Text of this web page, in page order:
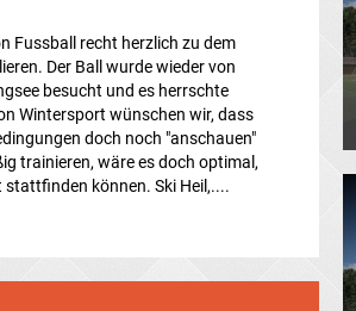
Fussball recht herzlich zu dem
Der Ball wurde wieder von
besucht und es herrschte
Wintersport wünschen wir, dass
doch noch "anschauen"
trainieren, wäre es doch optimal,
können. Ski Heil,....